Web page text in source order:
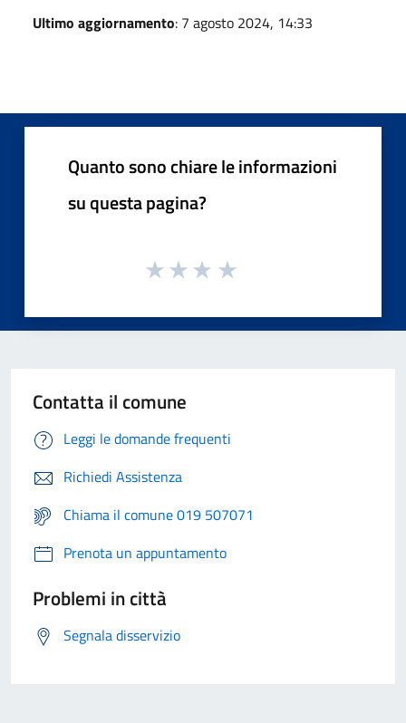
Ultimo aggiornamento: 7 agosto 2024, 14:33
Quanto sono chiare le informazioni
su questa pagina?
Contatta il comune
Leggi le domande frequenti
Richiedi Assistenza
Chiama il comune 019 507071
Prenota un appuntamento
Problemi in città
Segnala disservizio